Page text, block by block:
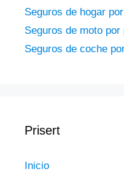
Seguros de hogar
Seguros de moto
Seguros de coche
Prisert
Inicio